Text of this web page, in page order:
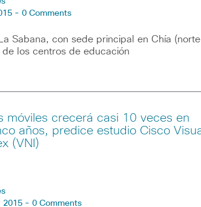
- 0 Comments
Sabana, con sede principal en Chía (norte
los centros de educación
móviles crecerá casi 10 veces en
años, predice estudio Cisco
(VNI)
2015 - 0 Comments